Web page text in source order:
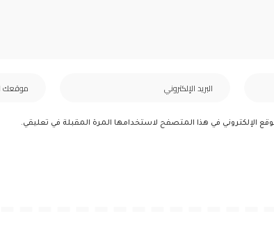
الإلكتروني في هذا المتصفح لاستخدامها المرة المقبلة في تعليقي.